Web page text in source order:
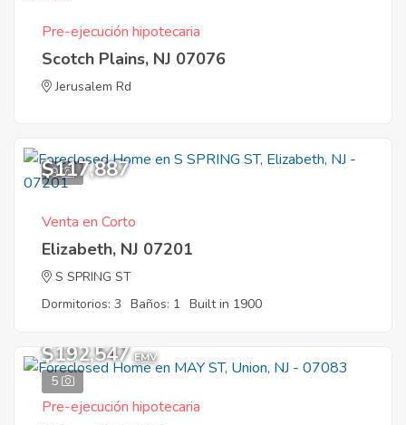
Pre-ejecución hipotecaria
Scotch Plains, NJ 07076
Jerusalem Rd
9
$117,887
Venta en Corto
Elizabeth, NJ 07201
S SPRING ST
Dormitorios: 3 Baños: 1 Built in 1900
5
$192,547 EMV
Pre-ejecución hipotecaria